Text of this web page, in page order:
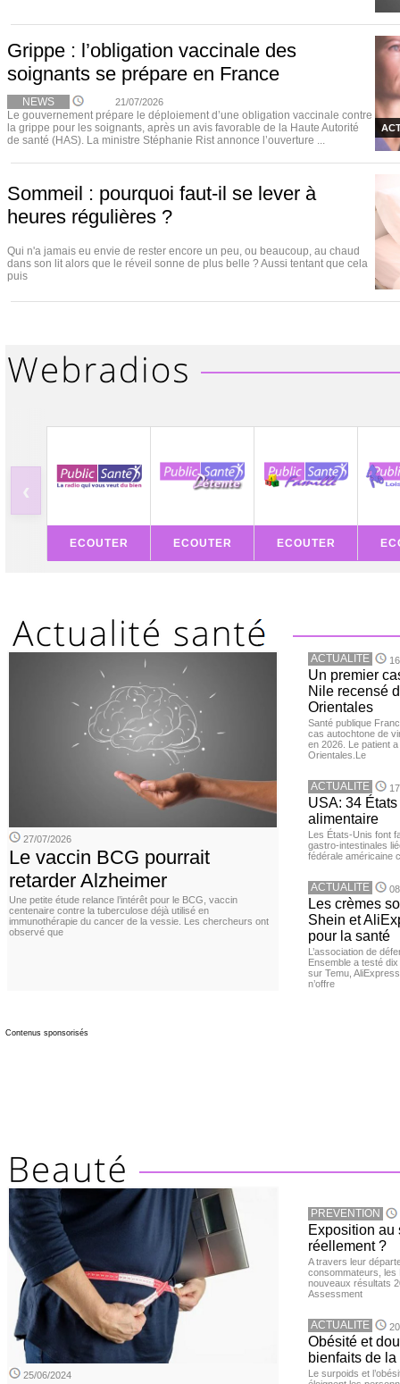
Grippe : l’obligation vaccinale des
soignants se prépare en France
NEWS 21/07/2026
Le gouvernement prépare le déploiement d’une obligation vaccinale contre
la grippe pour les soignants, après un avis favorable de la Haute Autorité
de santé (HAS). La ministre Stéphanie Rist annonce l’ouverture ...
Sommeil : pourquoi faut-il se lever à
heures régulières ?
Qui n'a jamais eu envie de rester encore un peu, ou beaucoup, au chaud
dans son lit alors que le réveil sonne de plus belle ? Aussi tentant que cela
puis
‹
ECOUTER ECOUTER ECOUTER
27/07/2026
Le vaccin BCG pourrait
retarder Alzheimer
Une petite étude relance l’intérêt pour le BCG, vaccin
centenaire contre la tuberculose déjà utilisé en
immunothérapie du cancer de la vessie. Les chercheurs ont
observé que
ACTUALITE
Un premier
Nile recensé
Orientales
Santé publique
cas autochtone de
en 2026. Le patient
Orientales.Le
ACTUALITE
USA: 34
alimentaire
Les États-Unis font
gastro-intestinales
fédérale américaine
ACTUALITE
Les crèmes
Shein et
pour la santé
L’association de
Ensemble a testé
sur Temu,
n’offre
Contenus sponsorisés
25/06/2024
PREVENTION
Exposition au
réellement ?
A travers leur
consommateurs, les
nouveaux résultats
Assessment
ACTUALITE
Obésité et
bienfaits de
Le surpoids et